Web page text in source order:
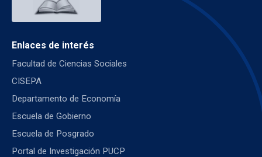
Enlaces de interés
Facultad de Ciencias Sociales
CISEPA
Departamento de Economía
Escuela de Gobierno
Escuela de Posgrado
Portal de Investigación PUCP